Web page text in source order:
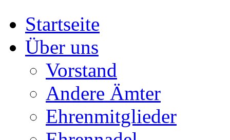
Startseite
Über uns
Vorstand
Andere Ämter
Ehrenmitglieder